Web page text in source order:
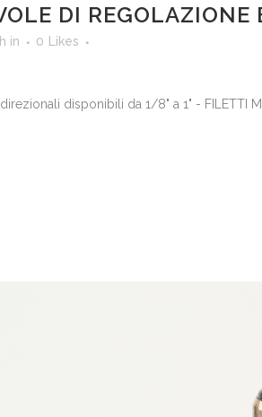
DI
in 0
Likes
disponibili da 1/8" a 1" - FILETTI